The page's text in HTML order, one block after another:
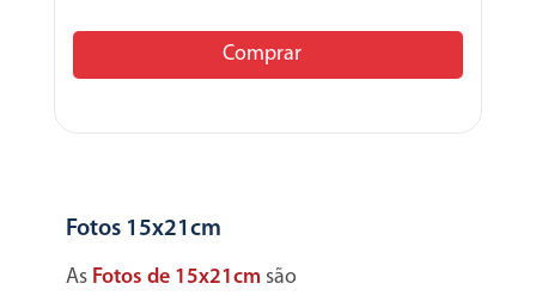
Comprar
Fotos 15x21cm
As Fotos de 15x21cm são